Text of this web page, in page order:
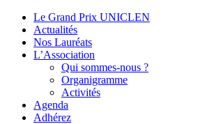
Le Grand Prix UNICLEN
Actualités
Nos Lauréats
L’Association
Qui sommes-nous ?
Organigramme
Activités
Agenda
Adhérez